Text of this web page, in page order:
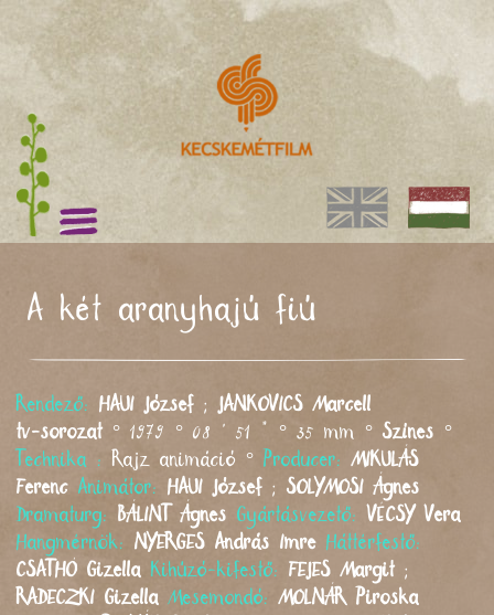
A két aranyhajú fiú
Rendező: HAUI József ; JANKOVICS Marcell
tv-sorozat° 1979 ° 08 ' 51 " ° 35 mm ° Színes °
Technika : Rajz animáció ° Producer:MIKULÁS
Ferenc Animátor: HAUI József ; SOLYMOSI Ágnes
Dramaturg: BÁLINT Ágnes Gyártásvezető: VÉCSY Vera
Hangmérnök: NYERGES András Imre Háttérfestő:
CSATHÓ Gizella Kihúzó-kifestő: FEJES Margit ;
RADECZKI Gizella Mesemondó:MOLNÁR Piroska